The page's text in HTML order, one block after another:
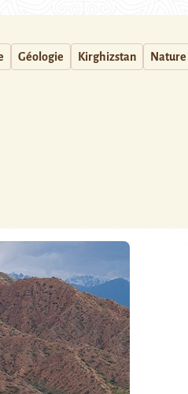
Géologie Kirghizstan Nature